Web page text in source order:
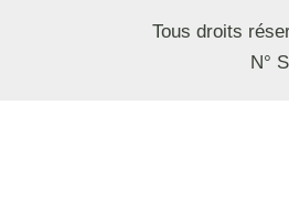
Tous droits
N°